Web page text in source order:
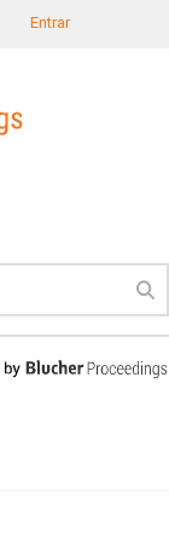
Entrar